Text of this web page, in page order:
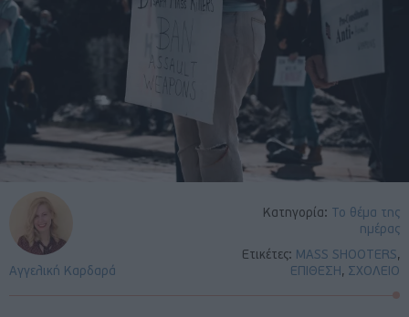
Κατηγορία:
Το θέμα της
ημέρας
Ετικέτες: MASS SHOOTERS,
ΕΠΙΘΕΣΗ , ΣΧΟΛΕΙΟ
Αγγελική Καρδαρά